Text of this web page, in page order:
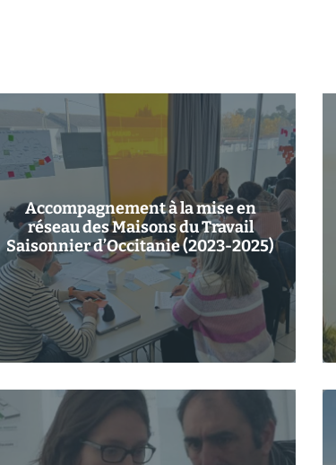
Accompagnement à la mise en
réseau des Maisons du Travail
Saisonnier d’Occitanie (2023-2025)